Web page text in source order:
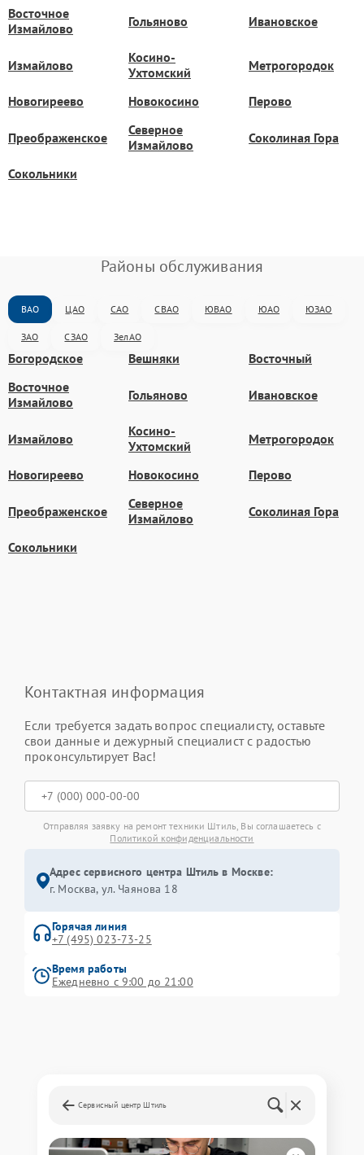
Восточное
Измайлово
Гольяново Ивановское
Измайлово
Косино-
Ухтомский
Метрогородок
Новогиреево Новокосино Перово
Преображенское
Северное
Измайлово
Соколиная Гора
Сокольники
Районы обслуживания
ВАО ЦАО САО СВАО ЮВАО ЮАО ЮЗАО
ЗАО СЗАО ЗелАО
Богородское Вешняки
Восточный
Восточное
Измайлово
Гольяново Ивановское
Измайлово
Косино-
Ухтомский
Метрогородок
Новогиреево Новокосино Перово
Преображенское
Северное
Измайлово
Соколиная Гора
Сокольники
Контактная информация
Если требуется задать вопрос специалисту, оставьте
свои данные и дежурный специалист с радостью
проконсультирует Вас!
Отправляя заявку на ремонт техники Штиль, Вы соглашаетесь с
Политикой конфиденциальности
Адрес сервисного центра Штиль в Москве:
г. Москва, ул. Чаянова 18
Горячая линия
+7 (495) 023-73-25
Время работы
Ежедневно с 9:00 до 21:00
Сервисный центр Штиль